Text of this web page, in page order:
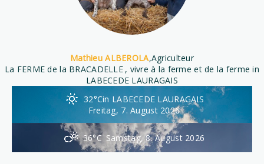
Mathieu ALBEROLA,Agriculteur
La FERME de la BRACADELLE , vivre à la ferme et de la ferme in
LABECEDE LAURAGAIS
32°Cin LABECEDE LAURAGAIS
Freitag, 7. August 2026
36°C Samstag, 8. August 2026